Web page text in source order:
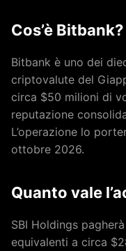
Cos’è Bitbank?
Bitbank è uno dei
criptovalute del
circa $50 milioni di
reputazione
L’operazione lo
ottobre 2026.
Quanto vale
SBI Holdings
equivalenti a circa